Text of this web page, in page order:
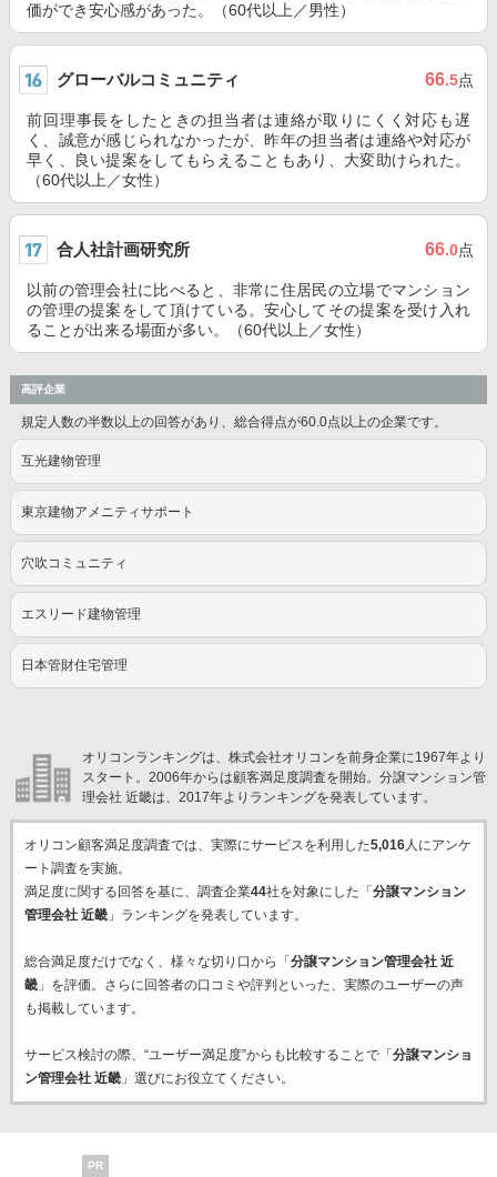
価ができ安心感があった。（60代以上／男性）
グローバルコミュニティ 66.5点
前回理事長をしたときの担当者は連絡が取りにくく対応も遅
く、誠意が感じられなかったが、昨年の担当者は連絡や対応が
早く、良い提案をしてもらえることもあり、大変助けられた。
（60代以上／女性）
合人社計画研究所 66.0点
以前の管理会社に比べると、非常に住居民の立場でマンション
の管理の提案をして頂けている。安心してその提案を受け入れ
ることが出来る場面が多い。（60代以上／女性）
高評企業
規定人数の半数以上の回答があり、総合得点が60.0点以上の企業です。
互光建物管理
東京建物アメニティサポート
穴吹コミュニティ
エスリード建物管理
日本管財住宅管理
オリコンランキングは、株式会社オリコンを前身企業に1967年より
スタート。2006年からは顧客満足度調査を開始。分譲マンション管
理会社 近畿は、2017年よりランキングを発表しています。
オリコン顧客満足度調査では、実際にサービスを利用した5,016人にアンケ
ート調査を実施。
満足度に関する回答を基に、調査企業44社を対象にした「 分譲マンション
管理会社 近畿」ランキングを発表しています。
総合満足度だけでなく、様々な切り口から「 分譲マンション管理会社 近
畿」を評価。さらに回答者の口コミや評判といった、実際のユーザーの声
も掲載しています。
サービス検討の際、“ユーザー満足度”からも比較することで「 分譲マンショ
ン管理会社 近畿」選びにお役立てください。
PR